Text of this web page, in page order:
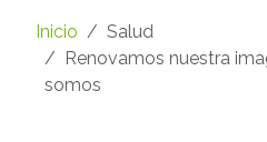
Inicio
Salud
Renovamos nuestra
somos